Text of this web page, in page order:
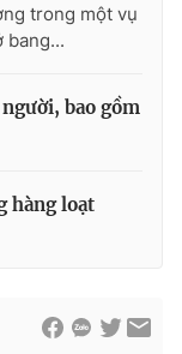
trong một vụ
bang...
bao gồm
hàng loạt